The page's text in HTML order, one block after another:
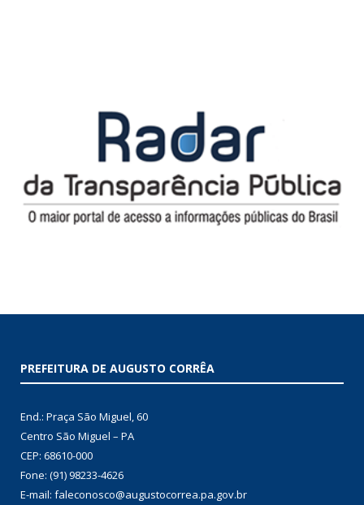
PREFEITURA DE AUGUSTO CORRÊA
End.: Praça São Miguel, 60
Centro São Miguel – PA
CEP: 68610-000
Fone: (91) 98233-4626
E-mail: faleconosco@augustocorrea.pa.gov.br